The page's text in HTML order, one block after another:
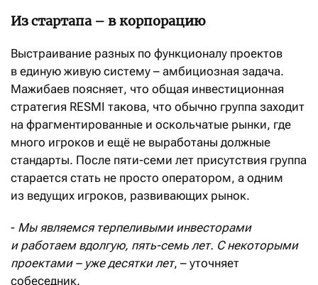
Из стартапа – в корпорацию
Выстраивание разных по функционалу проектов
в единую живую систему – амбициозная задача.
Мажибаев поясняет, что общая инвестиционная
стратегия RESMI такова, что обычно группа заходит
на фрагментированные и оскольчатые рынки, где
много игроков и ещё не выработаны должные
стандарты. После пяти-семи лет присутствия группа
старается стать не просто оператором, а одним
из ведущих игроков, развивающих рынок.
- Мы являемся терпеливыми инвесторами
и работаем вдолгую, пять-семь лет. С некоторыми
проектами – уже десятки лет, – уточняет
собеседник.